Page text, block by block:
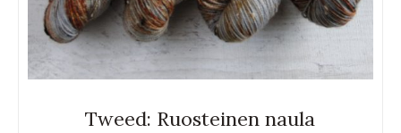
Tweed: Ruosteinen naula